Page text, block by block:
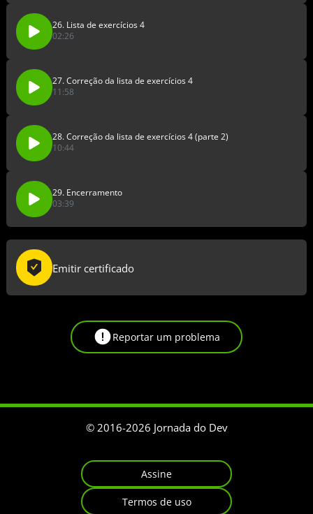
26. Lista de exercícios 4
02:26
27. Correção da lista de exercícios 4
11:58
28. Correção da lista de exercícios 4 (parte 2)
10:44
29. Encerramento
03:39
Emitir certificado
Reportar um problema
© 2016-2026 Jornada do Dev
Assine
Termos de uso